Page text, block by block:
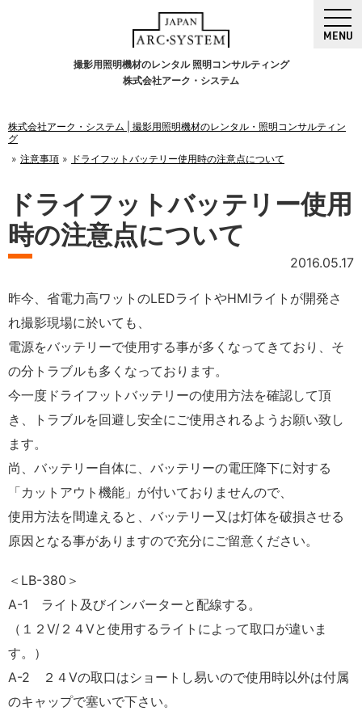
撮影用照明機材のレンタル 照明コンサルティング
株式会社アーク・システム
MENU
株式会社アーク・システム | 撮影用照明機材のレンタル・照明コンサルティン
グ
注意事項
ドライフットバッテリー使用時の注意点について
ドライフットバッテリー使用
時の注意点について
2016.05.17
昨今、省電力高ワットのLEDライトやHMIライトが開発さ
れ撮影現場に於いても、
電源をバッテリーで使用する事が多くなってきており、そ
の分トラブルも多くなっております。
今一度ドライフットバッテリーの使用方法を確認して頂
き、トラブルを回避し安全にご使用されるようお願い致し
ます。
尚、バッテリー自体に、バッテリーの電圧降下に対する
「カットアウト機能」が付いておりませんので、
使用方法を間違えると、バッテリー又は灯体を破損させる
原因となる事がありますので充分にご留意ください。
＜LB-380＞
A-1 ライト及びインバーターと配線する。
（１２V/２４Vと使用するライトによって取口が違いま
す。）
A-2 ２４Vの取口はショートし易いので使用時以外は付属
のキャップで塞いで下さい。